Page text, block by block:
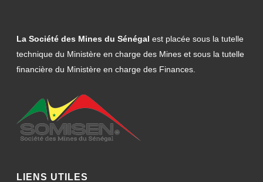
La Société des Mines du Sénégal est placée sous la tutelle
technique du Ministère en charge des Mines et sous la tutelle
financière du Ministère en charge des Finances.
LIENS UTILES